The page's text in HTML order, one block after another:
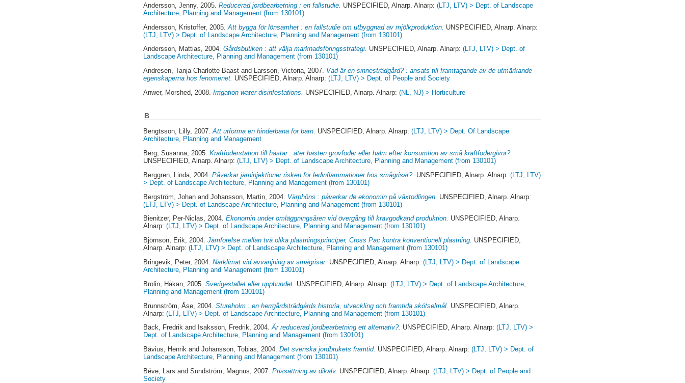
Andersson, Jenny, 2005.Reducerad jordbearbetning : en fallstudie. UNSPECIFIED, Alnarp. Alnarp:(LTJ, LTV) > Dept. of Landscape
Architecture, Planning and Management (from 130101)
Andersson, Kristoffer, 2005.Att bygga för lönsamhet : en fallstudie om utbyggnad av mjölkproduktion. UNSPECIFIED, Alnarp. Alnarp:
(LTJ, LTV) > Dept. of Landscape Architecture, Planning and Management (from 130101)
Andersson, Mattias, 2004.Gårdsbutiken : att välja marknadsföringsstrategi. UNSPECIFIED, Alnarp. Alnarp:(LTJ, LTV) > Dept. of
Landscape Architecture, Planning and Management (from 130101)
Andresen, Tanja Charlotte Baast and Larsson, Victoria, 2007. Vad är en sinnesträdgård? : ansats till framtagande av de utmärkande
egenskaperna hos fenomenet. UNSPECIFIED, Alnarp. Alnarp:(LTJ, LTV) > Dept. of People and Society
Anwer, Morshed, 2008.Irrigation water disinfestations. UNSPECIFIED, Alnarp. Alnarp:(NL, NJ) > Horticulture
B
Bengtsson, Lilly, 2007.Att utforma en hinderbana för barn. UNSPECIFIED, Alnarp. Alnarp:(LTJ, LTV) > Dept. Of Landscape
Architecture, Planning and Management
Berg, Susanna , 2005.Kraftfoderstation till hästar : äter hästen grovfoder eller halm efter konsumtion av små kraftfodergivor?.
UNSPECIFIED, Alnarp. Alnarp:(LTJ, LTV) > Dept. of Landscape Architecture, Planning and Management (from 130101)
Berggren, Linda , 2004.Påverkar järninjektioner risken för ledinflammationer hos smågrisar?. UNSPECIFIED, Alnarp. Alnarp:(LTJ, LTV)
> Dept. of Landscape Architecture, Planning and Management (from 130101)
Bergström, Johan andJohansson, Martin , 2004. Värphöns : påverkar de ekonomin på växtodlingen. UNSPECIFIED, Alnarp. Alnarp:
(LTJ, LTV) > Dept. of Landscape Architecture, Planning and Management (from 130101)
Bienitzer, Per-Niclas, 2004.Ekonomin under omläggningsåren vid övergång till kravgodkänd produktion. UNSPECIFIED, Alnarp.
Alnarp:(LTJ, LTV) > Dept. of Landscape Architecture, Planning and Management (from 130101)
Björnson, Erik, 2004.Jämförelse mellan två olika plastningsprinciper, Cross Pac kontra konventionell plastning. UNSPECIFIED,
Alnarp. Alnarp:(LTJ, LTV) > Dept. of Landscape Architecture, Planning and Management (from 130101)
Bringevik, Peter, 2004.Närklimat vid avvänjning av smågrisar. UNSPECIFIED, Alnarp. Alnarp:(LTJ, LTV) > Dept. of Landscape
Architecture, Planning and Management (from 130101)
Brolin, Håkan , 2005.Sverigestallet eller uppbundet. UNSPECIFIED, Alnarp. Alnarp:(LTJ, LTV) > Dept. of Landscape Architecture,
Planning and Management (from 130101)
Brunnström, Åse , 2004.Stureholm : en herrgårdsträdgårds historia, utveckling och framtida skötselmål. UNSPECIFIED, Alnarp.
Alnarp:(LTJ, LTV) > Dept. of Landscape Architecture, Planning and Management (from 130101)
Bäck, Fredrik and Isaksson, Fredrik, 2004.Är reducerad jordbearbetning ett alternativ?. UNSPECIFIED, Alnarp. Alnarp:(LTJ, LTV) >
Dept. of Landscape Architecture, Planning and Management (from 130101)
Båvius, Henrik andJohansson, Tobias, 2004.Det svenska jordbrukets framtid. UNSPECIFIED, Alnarp. Alnarp:(LTJ, LTV) > Dept. of
Landscape Architecture, Planning and Management (from 130101)
Béve, Lars andSundström, Magnus , 2007.Prissättning av dikalv. UNSPECIFIED, Alnarp. Alnarp:(LTJ, LTV) > Dept. of People and
Society